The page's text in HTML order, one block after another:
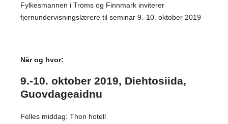
Fylkesmannen i Troms og Finnmark inviterer
fjernundervisningslærere til seminar 9.-10. oktober 2019
Når og hvor:
9.-10. oktober 2019, Diehtosiida,
Guovdageaidnu
Felles middag: Thon hotell